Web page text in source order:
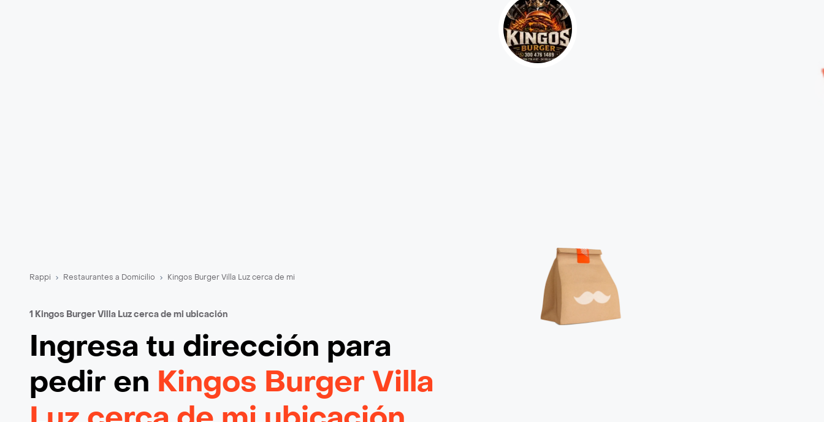
Rappi Restaurantes a Domicilio Kingos Burger Villa Luz cerca de mi
1 Kingos Burger Villa Luz cerca de mi ubicación
Ingresa tu dirección para
pedir en Kingos Burger Villa